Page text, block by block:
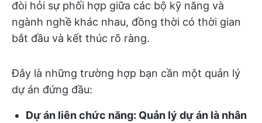
đòi hỏi sự phối hợp giữa các bộ kỹ năng và
ngành nghề khác nhau, đồng thời có thời gian
bắt đầu và kết thúc rõ ràng.
Đây là những trường hợp bạn cần một quản lý
dự án đứng đầu:
Dự án liên chức năng: Quản lý dự án là nhân